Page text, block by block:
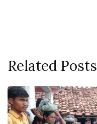
Related Posts